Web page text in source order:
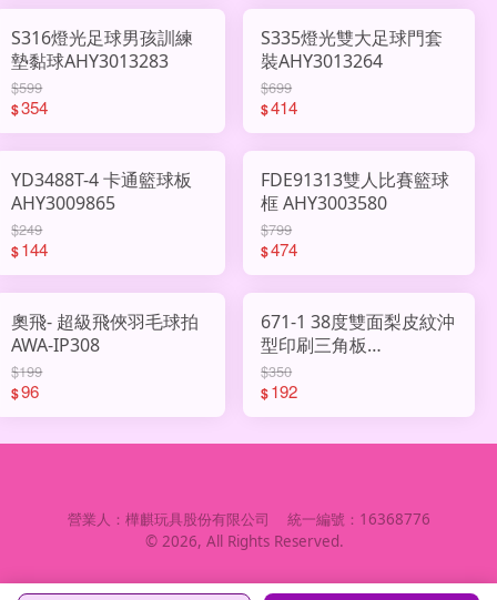
S316燈光足球男孩訓練
墊黏球AHY3013283
$599
$354
S335燈光雙大足球門套
裝AHY3013264
$699
$414
YD3488T-4 卡通籃球板
AHY3009865
$249
$144
FDE91313雙人比賽籃球
框 AHY3003580
$799
$474
奧飛- 超級飛俠羽毛球拍
AWA-IP308
$199
$96
671-1 38度雙面梨皮紋沖
型印刷三角板
AHY3009809
$350
$192
營業人： 樺麒玩具股份有限公司 統一編號： 16368776
© 2026, All Rights Reserved.